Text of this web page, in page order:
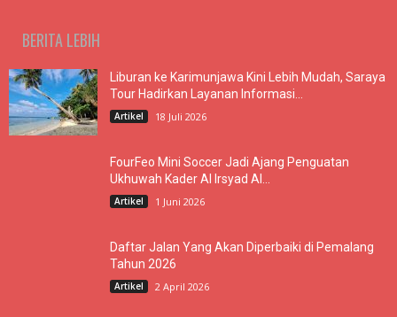
BERITA LEBIH
Liburan ke Karimunjawa Kini Lebih Mudah, Saraya
Tour Hadirkan Layanan Informasi...
Artikel 18 Juli 2026
FourFeo Mini Soccer Jadi Ajang Penguatan
Ukhuwah Kader Al Irsyad Al...
Artikel 1 Juni 2026
Daftar Jalan Yang Akan Diperbaiki di Pemalang
Tahun 2026
Artikel 2 April 2026